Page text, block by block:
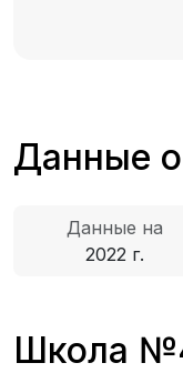
Данные
Данные на
2022 г.
Школа